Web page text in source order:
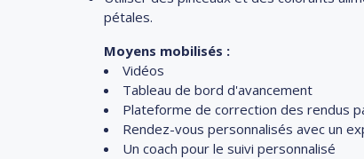
pétales.
Moyens mobilisés :
Vidéos
Tableau de bord d'avancement
Plateforme de correction des rendus
Rendez-vous personnalisés avec un
Un coach pour le suivi personnalisé